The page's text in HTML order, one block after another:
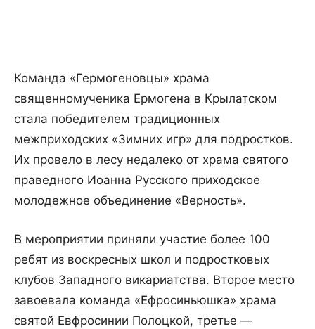
Команда «Гермогеновцы» храма
священномученика Ермогена в Крылатском
стала победителем традиционных
межприходских «Зимних игр» для подростков.
Их провело в лесу недалеко от храма святого
праведного Иоанна Русского приходское
молодежное объединение «Верность».
В мероприятии приняли участие более 100
ребят из воскресных школ и подростковых
клубов Западного викариатства. Второе место
завоевала команда «Ефросиньюшка» храма
святой Евфросинии Полоцкой, третье —